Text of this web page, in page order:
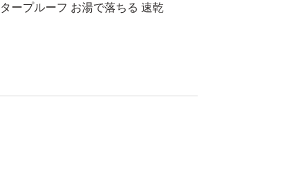
ープルーフ お湯で落ちる 速乾